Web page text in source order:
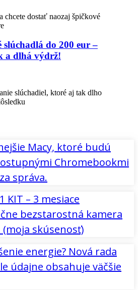
chcete dostať naozaj špičkové
slúchadlá do 200 eur –
a dlhá výdrž!
slúchadiel, ktoré aj tak dlho
Macy, ktoré budú
Chromebookmi
správa.
KIT – 3 mesiace
bezstarostná kamera
skúsenosť)
energie? Nová rada
údajne obsahuje väčšie